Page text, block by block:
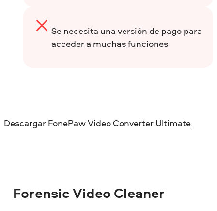
Se necesita una versión de pago para
acceder a muchas funciones
Descargar FonePaw Video Converter Ultimate
Forensic Video Cleaner